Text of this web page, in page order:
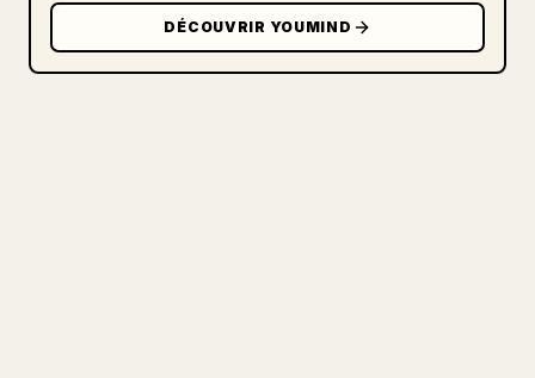
DÉCOUVRIR YOUMIND